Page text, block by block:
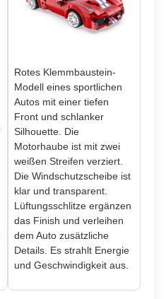
Rotes Klemmbaustein-
Modell eines sportlichen
Autos mit einer tiefen
Front und schlanker
Silhouette. Die
Motorhaube ist mit zwei
weißen Streifen verziert.
Die Windschutzscheibe ist
klar und transparent.
Lüftungsschlitze ergänzen
das Finish und verleihen
dem Auto zusätzliche
Details. Es strahlt Energie
und Geschwindigkeit aus.